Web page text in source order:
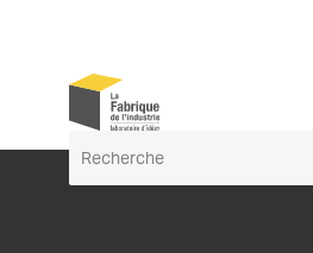
Accueil›Médiathèque